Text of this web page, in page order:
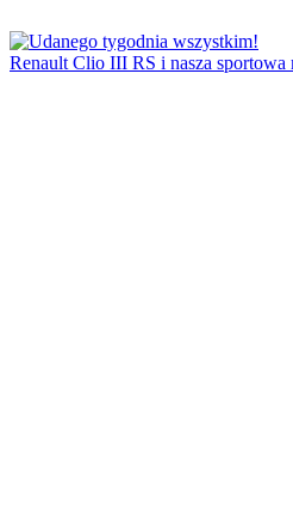
Renault Clio III RS i nasza